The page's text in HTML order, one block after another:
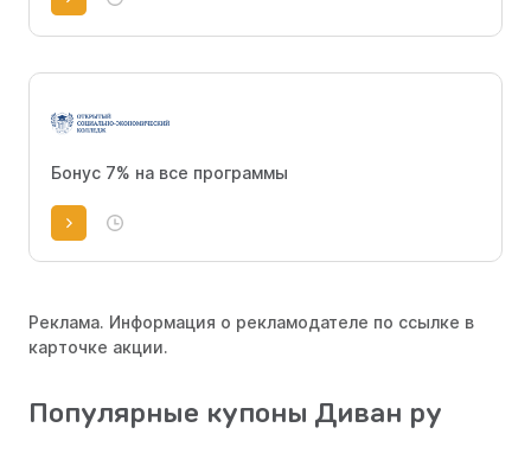
Бонус 7% на все программы
Реклама. Информация о рекламодателе по ссылке в
карточке акции.
Популярные купоны Диван ру